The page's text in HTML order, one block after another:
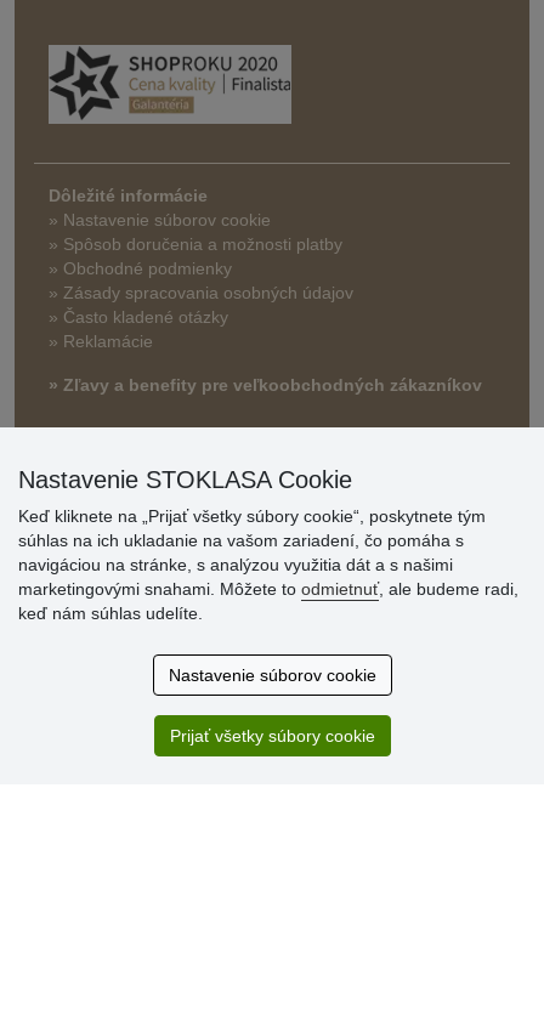
Dôležité informácie
» Nastavenie súborov cookie
» Spôsob doručenia a možnosti platby
» Obchodné podmienky
» Zásady spracovania osobných údajov
» Často kladené otázky
» Reklamácie
» Zľavy a benefity pre veľkoobchodných zákazníkov
Hodnotenia
Nastavenie STOKLASA Cookie
Keď kliknete na „Prijať všetky súbory cookie“, poskytnete tým
súhlas na ich ukladanie na vašom zariadení, čo pomáha s
navigáciou na stránke, s analýzou využitia dát a s našimi
marketingovými snahami. Môžete to odmietnuť, ale budeme radi,
keď nám súhlas udelíte.
Nastavenie súborov cookie
Prijať všetky súbory cookie